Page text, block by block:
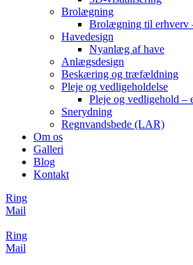
Brolægning
Brolægning til erhverv
Havedesign
Nyanlæg af have
Anlægsdesign
Beskæring og træfældning
Pleje og vedligeholdelse
Pleje og vedligehold –
Snerydning
Regnvandsbede (LAR)
Om os
Galleri
Blog
Kontakt
Ring
Mail
Ring
Mail